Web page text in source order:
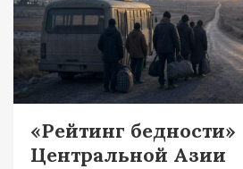
«Рейтинг бедности»
Центральной Азии